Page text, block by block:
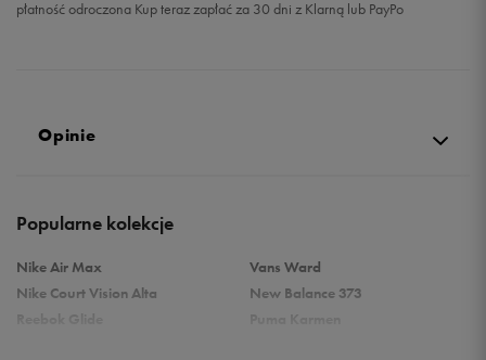
płatność odroczona Kup teraz zapłać za 30 dni z Klarną lub PayPo
Opinie
Popularne kolekcje
Nike Air Max
Nike Court Vision Alta
Vans Ward
New Balance 373